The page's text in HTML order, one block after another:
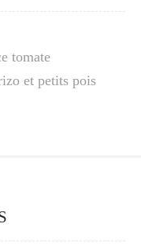
tomate
et petits pois